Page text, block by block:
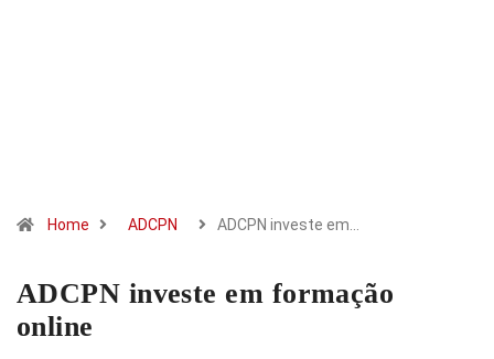
Home ADCPN ADCPN investe em…
ADCPN investe em formação
online